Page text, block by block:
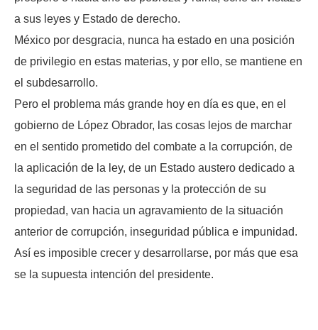
a sus leyes y Estado de derecho.
México por desgracia, nunca ha estado en una posición
de privilegio en estas materias, y por ello, se mantiene en
el subdesarrollo.
Pero el problema más grande hoy en día es que, en el
gobierno de López Obrador, las cosas lejos de marchar
en el sentido prometido del combate a la corrupción, de
la aplicación de la ley, de un Estado austero dedicado a
la seguridad de las personas y la protección de su
propiedad, van hacia un agravamiento de la situación
anterior de corrupción, inseguridad pública e impunidad.
Así es imposible crecer y desarrollarse, por más que esa
se la supuesta intención del presidente.